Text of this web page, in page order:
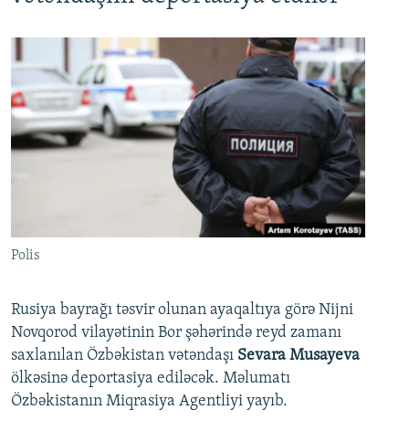
Polis
Rusiya bayrağı təsvir olunan ayaqaltıya görə Nijni
Novqorod vilayətinin Bor şəhərində reyd zamanı
saxlanılan Özbəkistan vətəndaşı Sevara Musayeva
ölkəsinə deportasiya ediləcək. Məlumatı
Özbəkistanın Miqrasiya Agentliyi yayıb.